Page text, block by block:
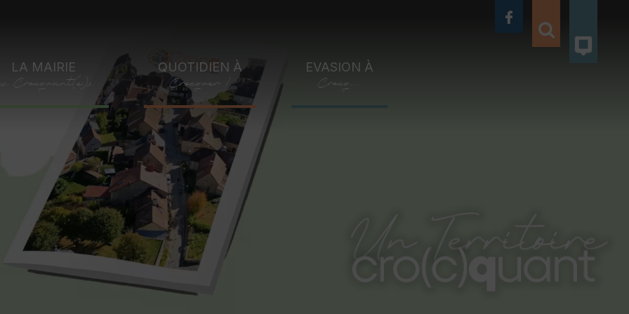
LA MAIRIE
Crocquant(e)s
QUOTIDIEN À
Crocquer !
EVASION À
Crocq...